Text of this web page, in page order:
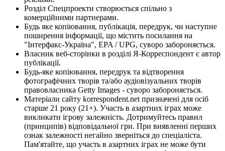
Розділ Спецпроекти створюється спільно з
комерційними партнерами.
Будь яке копіювання, публікація, передрук, чи наступне
поширення інформації, що містить посилання на
"Інтерфакс-Україна", EPA / UPG, суворо забороняється.
Власник веб-сторінки в розділі Я-Корреспондент є автор
публікації.
Будь-яке копіювання, передрук та відтворення
фотографічних творів та/або аудіовізуальних творів
правовласника Getty Images - суворо забороняється.
Матеріали сайту korrespondent.net призначені для осіб
старше 21 року (21+). Участь в азартних іграх може
викликати ігрову залежність. Дотримуйтесь правил
(принципів) відповідальної гри. При виявленні перших
ознак залежності негайно зверніться до спеціаліста.
Пам'ятайте, що участь в азартних іграх не може бути